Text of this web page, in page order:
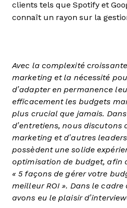
clients tels que Spotify et
connaît un rayon sur la
Avec la complexité
marketing et la nécessité
d’adapter en permanence
efficacement les budgets
plus crucial que jamais.
d’entretiens, nous discutons
marketing et d’autres
possèdent une solide
optimisation de budget, afin
« 5 façons de gérer votre
meilleur ROI ». Dans le cadre
avons eu le plaisir